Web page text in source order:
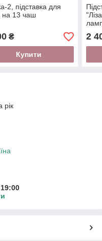
2, підставка для
на 13 чаш
₴
Купити
2
рік